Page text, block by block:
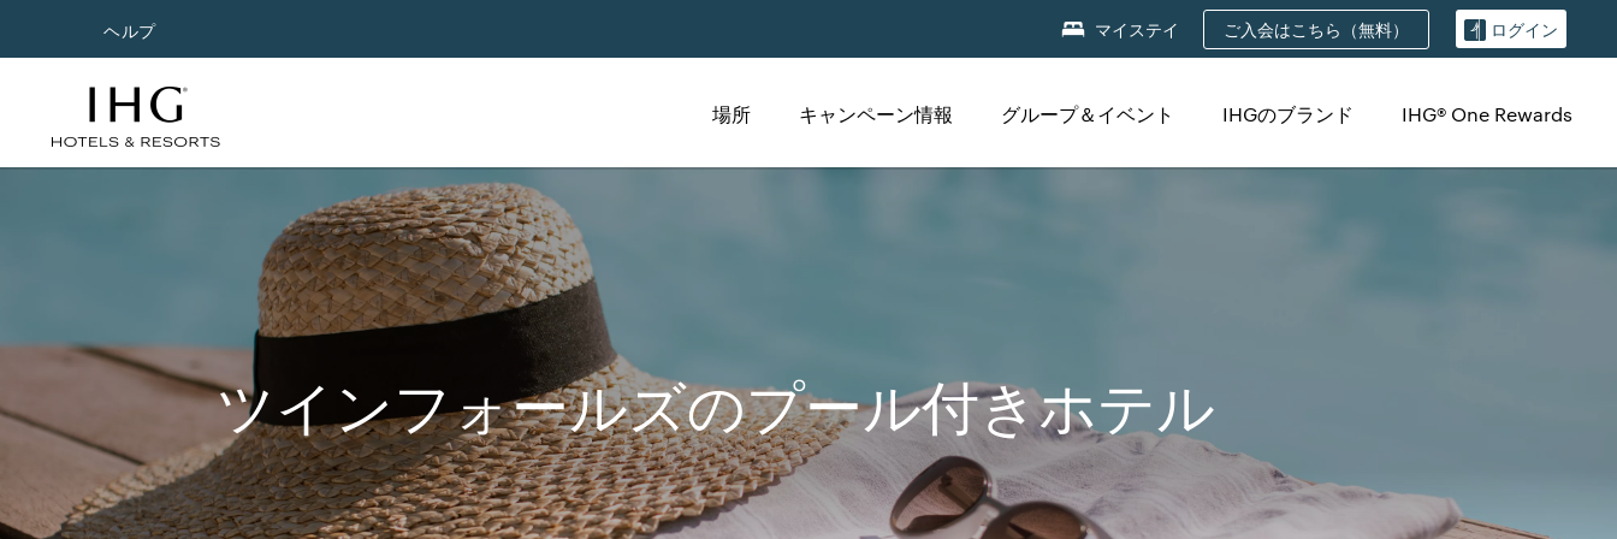
ヘルプ マイステイ ご入会はこちら（無料） ログイン
場所 キャンペーン情報 グループ＆イベント IHGのブランド IHG® One Rewards
ツインフォールズのプール付きホテル